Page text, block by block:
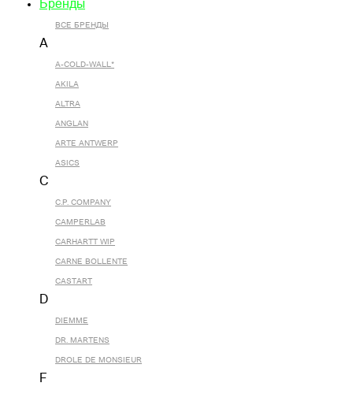
Бренды
ВСЕ БРЕНДЫ
A
A-COLD-WALL*
AKILA
ALTRA
ANGLAN
ARTE ANTWERP
ASICS
C
C.P. COMPANY
CAMPERLAB
CARHARTT WIP
CARNE BOLLENTE
CASTART
D
DIEMME
DR. MARTENS
DROLE DE MONSIEUR
F